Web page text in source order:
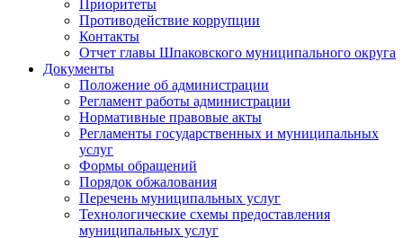
Приоритеты
Противодействие коррупции
Контакты
Отчет главы Шпаковского муниципального округа
Документы
Положение об администрации
Регламент работы администрации
Нормативные правовые акты
Регламенты государственных и муниципальных
услуг
Формы обращений
Порядок обжалования
Перечень муниципальных услуг
Технологические схемы предоставления
муниципальных услуг